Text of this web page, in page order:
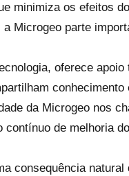
minimiza os efeitos
Microgeo parte
oferece
da Microgeo nos
contínuo de melhoria
consequência